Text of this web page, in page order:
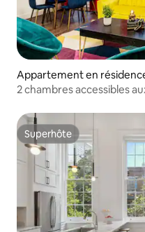
Appartement en
s District
2 chambres accessibles
Superhôte
Superhôte